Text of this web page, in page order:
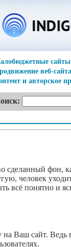
веб-
и авторское
сделанный фон,
человек
всё понятно и
на Ваш сайт. Ведь